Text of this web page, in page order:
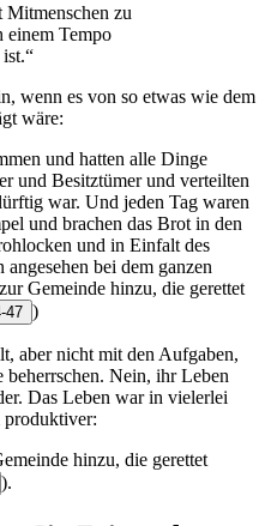
Mitmenschen zu
einem Tempo
wenn es von so etwas wie dem
wäre:
und hatten alle Dinge
und Besitztümer und verteilten
war. Und jeden Tag waren
und brachen das Brot in den
und in Einfalt des
bei dem ganzen
Gemeinde hinzu, die gerettet
47 )
aber nicht mit den Aufgaben,
Nein, ihr Leben
Das Leben war in vielerlei
produktiver:
hinzu, die gerettet
).